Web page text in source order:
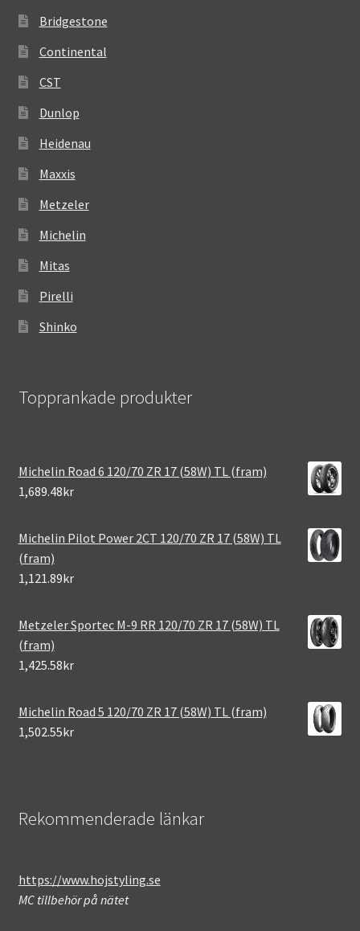
Bridgestone
Continental
CST
Dunlop
Heidenau
Maxxis
Metzeler
Michelin
Mitas
Pirelli
Shinko
Topprankade produkter
Michelin Road 6 120/70 ZR 17 (58W) TL (fram)
1,689.48kr
Michelin Pilot Power 2CT 120/70 ZR 17 (58W) TL
(fram)
1,121.89kr
Metzeler Sportec M-9 RR 120/70 ZR 17 (58W) TL
(fram)
1,425.58kr
Michelin Road 5 120/70 ZR 17 (58W) TL (fram)
1,502.55kr
Rekommenderade länkar
https://www.hojstyling.se
MC tillbehör på nätet